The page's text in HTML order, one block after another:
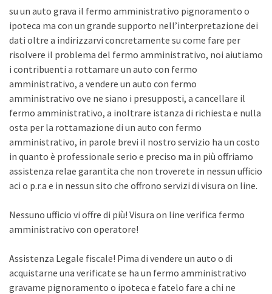
su un auto grava il fermo amministrativo pignoramento o
ipoteca ma con un grande supporto nell’interpretazione dei
dati oltre a indirizzarvi concretamente su come fare per
risolvere il problema del fermo amministrativo, noi aiutiamo
i contribuenti a rottamare un auto con fermo
amministrativo, a vendere un auto con fermo
amministrativo ove ne siano i presupposti, a cancellare il
fermo amministrativo, a inoltrare istanza di richiesta e nulla
osta per la rottamazione di un auto con fermo
amministrativo, in parole brevi il nostro servizio ha un costo
in quanto è professionale serio e preciso ma in più offriamo
assistenza relae garantita che non troverete in nessun ufficio
aci o p.r.a e in nessun sito che offrono servizi di visura on line.
Nessuno ufficio vi offre di più! Visura on line verifica fermo
amministrativo con operatore!
Assistenza Legale fiscale! Pima di vendere un auto o di
acquistarne una verificate se ha un fermo amministrativo
gravame pignoramento o ipoteca e fatelo fare a chi ne